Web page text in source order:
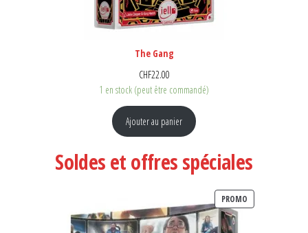
The Gang
CHF22.00
1 en stock (peut être commandé)
Ajouter au panier
Soldes et offres spéciales
PROMOPRODUIT EN